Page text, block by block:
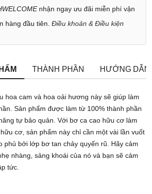
nhận ngay ưu đãi miễn phí vận
hàng đầu tiên. Điều khoản & Điều kiện
THÀNH PHẦN HƯỚNG
hoa cam và hoa oải hương này sẽ giúp làm
Sản phẩm được làm từ 100% thành phần
tự bảo quản. Với bơ ca cao hữu cơ làm
cơ, sản phẩm này chỉ cần một vài lần vuốt
phủ bởi lớp bơ tan chảy quyến rũ. Hãy cảm
nhàng, sảng khoái của nó và bạn sẽ cảm
tức.